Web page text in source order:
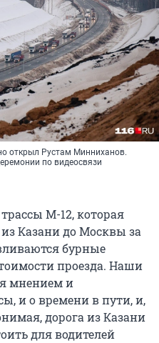
открыл Рустам Минниханов.
по видеосвязи
М-12, которая
Казани до Москвы за
бурные
проезда. Наши
мнением и
и о времени в пути, и,
дорога из Казани
для водителей